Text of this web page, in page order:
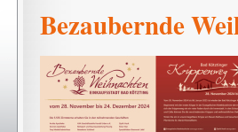
Bezaubernde